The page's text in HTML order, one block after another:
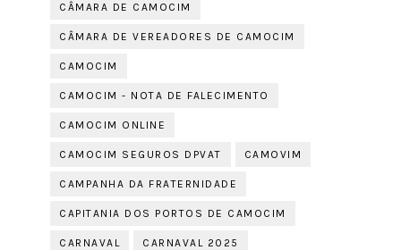
CÂMARA DE CAMOCIM
CÂMARA DE VEREADORES DE CAMOCIM
CAMOCIM
CAMOCIM - NOTA DE FALECIMENTO
CAMOCIM ONLINE
CAMOCIM SEGUROS DPVAT CAMOVIM
CAMPANHA DA FRATERNIDADE
CAPITANIA DOS PORTOS DE CAMOCIM
CARNAVAL CARNAVAL 2025